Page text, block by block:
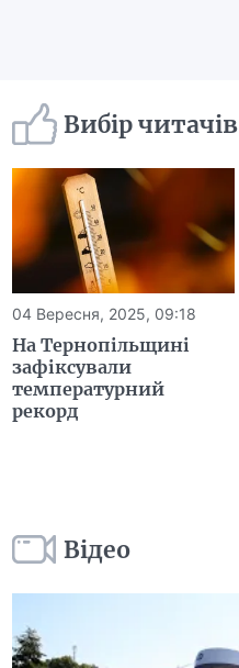
Вибір
04 Вересня, 2025, 09:18
На Тернопільщині
зафіксували
температурний
рекорд
Відео